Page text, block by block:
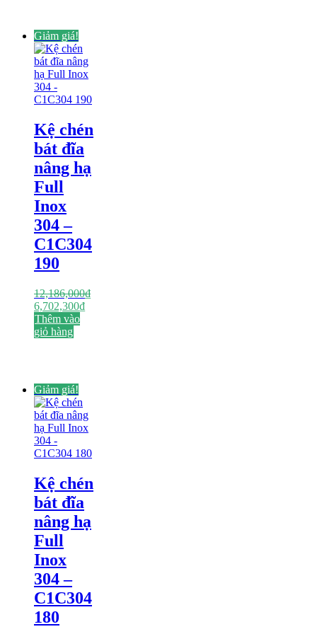
Giảm giá!
Kệ chén
bát đĩa
nâng hạ
Full
Inox
304 –
C1C304
190
12,186,000₫
Giá
gốc
là:
6,702,300₫Giá
Thêm vào
giỏ hàng
Giảm giá!
Kệ chén
bát đĩa
nâng hạ
Full
Inox
304 –
C1C304
180